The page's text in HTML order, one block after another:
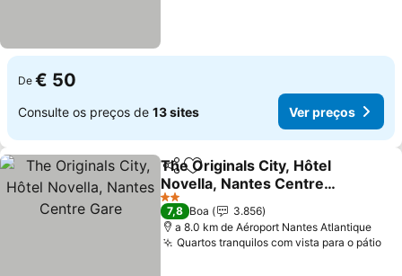
De € 50
Consulte os preços de 13 sites Ver preços
PartilharAdicionar aos favoritos
The Originals City, Hôtel
Novella, Nantes Centre
Gare
2 Estrelas
7,8 Boa
3.856
a 8.0 km de Aéroport Nantes Atlantique
Quartos tranquilos com vista para o pátio